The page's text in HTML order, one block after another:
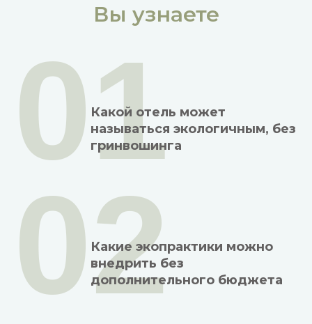
Вы узнаете
Какой отель может
называться экологичным, без
гринвошинга
01
Какие экопрактики можно
внедрить без
дополнительного бюджета
02